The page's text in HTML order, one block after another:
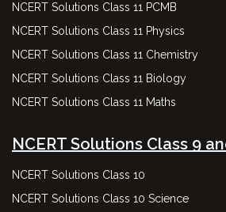
NCERT Solutions Class 11 PCMB
NCERT Solutions Class 11 Physics
NCERT Solutions Class 11 Chemistry
NCERT Solutions Class 11 Biology
NCERT Solutions Class 11 Maths
NCERT Solutions Class 9
NCERT Solutions Class 10
NCERT Solutions Class 10 Science